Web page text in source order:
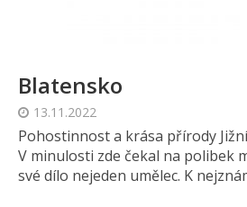
Blatensko
13.11.2022
Pohostinnost a krása přírody
V minulosti zde čekal na polibek
své dílo nejeden umělec. K